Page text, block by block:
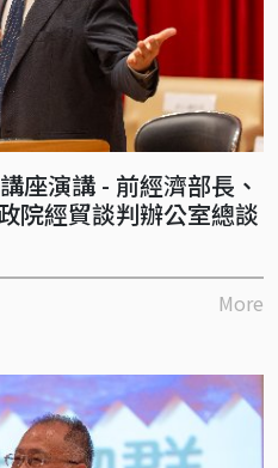
座演講 - 前經濟部長、
院經貿談判辦公室總談
More